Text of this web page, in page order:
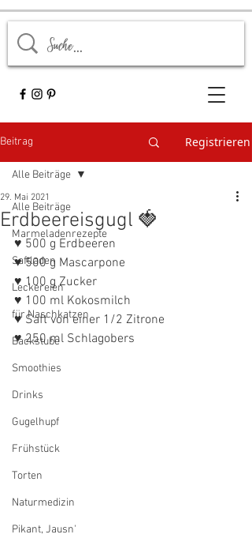
Beitrag Registrieren
Alle Beiträge
Marmeladenrezepte
Saftladen
Leckereien
für Naschkatzen
Backstube
Smoothies
Drinks
Gugelhupf
Frühstück
Torten
Naturmedizin
Pikant, Jausn'
Alle Beiträge
Erdbeereisgugl 🍓
29. Mai 2021
♥ 500 g Erdbeeren
♥ 500 g Mascarpone
♥ 100 g Zucker
♥ 100 ml Kokosmilch
♥ Saft von einer 1/2 Zitrone
♥ 250 ml Schlagobers